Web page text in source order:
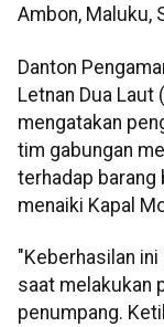
Ambon, Maluku,
Danton
Letnan Dua Laut
mengatakan
tim gabungan
terhadap barang
menaiki Kapal
"Keberhasilan
saat melakukan
penumpang.